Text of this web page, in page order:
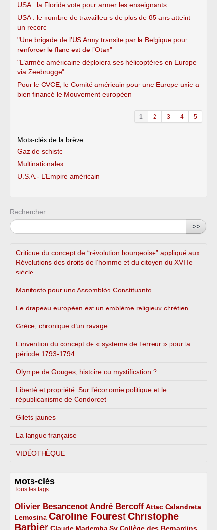
USA : la Floride vote pour armer les enseignants
USA : le nombre de travailleurs de plus de 85 ans atteint
un record
"Une brigade de l’US Army transite par la Belgique pour
renforcer le flanc est de l’Otan"
"L’armée américaine déploiera ses hélicoptères en Europe
via Zeebrugge"
Pour le CVCE, le Comité américain pour une Europe unie a
bien financé le Mouvement européen
1 2 3 4 5
Mots-clés de la brève
Gaz de schiste
Multinationales
U.S.A.- L’Empire américain
Rechercher :
>>
Critique du concept de “révolution bourgeoise” appliqué aux
Révolutions des droits de l’homme et du citoyen du XVIIIe
siècle
Manifeste pour une Assemblée Constituante
Le drapeau européen est un emblème religieux chrétien
Grèce, chronique d’un ravage
L’invention du concept de « système de Terreur » pour la
période 1793-1794...
Olympe de Gouges, histoire ou mystification ?
Liberté et propriété. Sur l’économie politique et le
républicanisme de Condorcet
Gilets jaunes
La langue française
VIDÉOTHÈQUE
Mots-clés
Tous les tags
Olivier Besancenot
3/5 André Bercoff
3/5 Attac
2/5
Calandreta
Lemosina
2/5 Caroline Fourest
4/5
Christophe
Barbier
4/5 Claude Mademba Sy
2/5 Collège des Bernardins
2/5